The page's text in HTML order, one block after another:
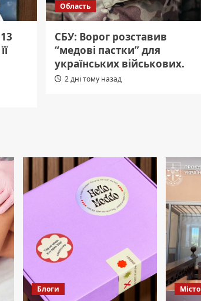
Область
СБУ: Ворог розставив
“медові пастки” для
українських військових.
2 дні тому назад
Блоги Місто